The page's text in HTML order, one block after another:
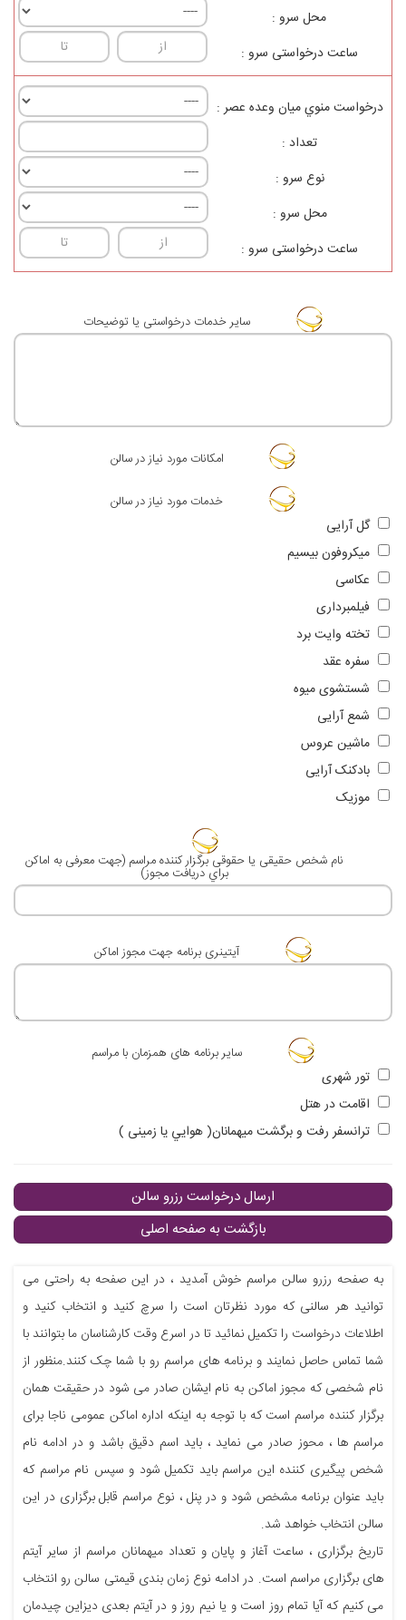
محل سرو :
ساعت درخواستی سرو :
درخواست منوي ميان وعده عصر :
تعداد :
نوع سرو :
محل سرو :
ساعت درخواستی سرو :
ساير خدمات درخواستی یا توضيحات
امکانات مورد نیاز در سالن
خدمات مورد نیاز در سالن
گل آرایی
میکروفون بیسیم
عکاسی
فیلمبرداری
تخته وایت برد
سفره عقد
شستشوی میوه
شمع آرایی
ماشین عروس
بادکنک آرایی
موزیک
نام شخص حقيقی يا حقوقی برگزار كننده مراسم (جهت معرفی به اماكن
براي دريافت مجوز)
آيتينری برنامه جهت مجوز اماكن
ساير برنامه های همزمان با مراسم
تور شهری
اقامت در هتل
ترانسفر رفت و برگشت ميهمانان( هوايي يا زمينی )
ارسال درخواست رزرو سالن
بازگشت به صفحه اصلی
به صفحه رزرو سالن مراسم خوش آمدید ، در این صفحه به راحتی می
توانید هر سالنی که مورد نظرتان است را سرچ کنید و انتخاب کنید و
اطلاعات درخواست را تکمیل نمائید تا در اسرع وقت کارشناسان ما بتوانند با
شما تماس حاصل نمایند و برنامه های مراسم رو با شما چک کنند.منظور از
نام شخصی که مجوز اماکن به نام ایشان صادر می شود در حقیقت همان
برگزار کننده مراسم است که با توجه به اینکه اداره اماکن عمومی ناجا برای
مراسم ها ، محوز صادر می نماید ، باید اسم دقیق باشد و در ادامه نام
شخص پیگیری کننده این مراسم باید تکمیل شود و سپس نام مراسم که
باید عنوان برنامه مشخص شود و در پنل ، نوع مراسم قابل برگزاری در این
سالن انتخاب خواهد شد.
تاریخ برگزاری ، ساعت آغاز و پایان و تعداد میهمانان مراسم از سایر آیتم
های برگزاری مراسم است. در ادامه نوع زمان بندی قیمتی سالن رو انتخاب
می کنیم که آیا تمام روز است و یا نیم روز و در آیتم بعدی دیزاین چیدمان